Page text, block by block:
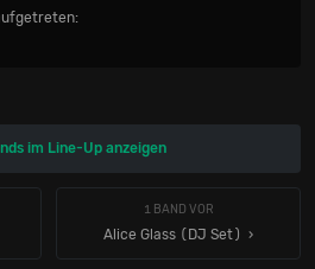
im Line-Up anzeigen
1 BAND VOR
Alice Glass (DJ Set)